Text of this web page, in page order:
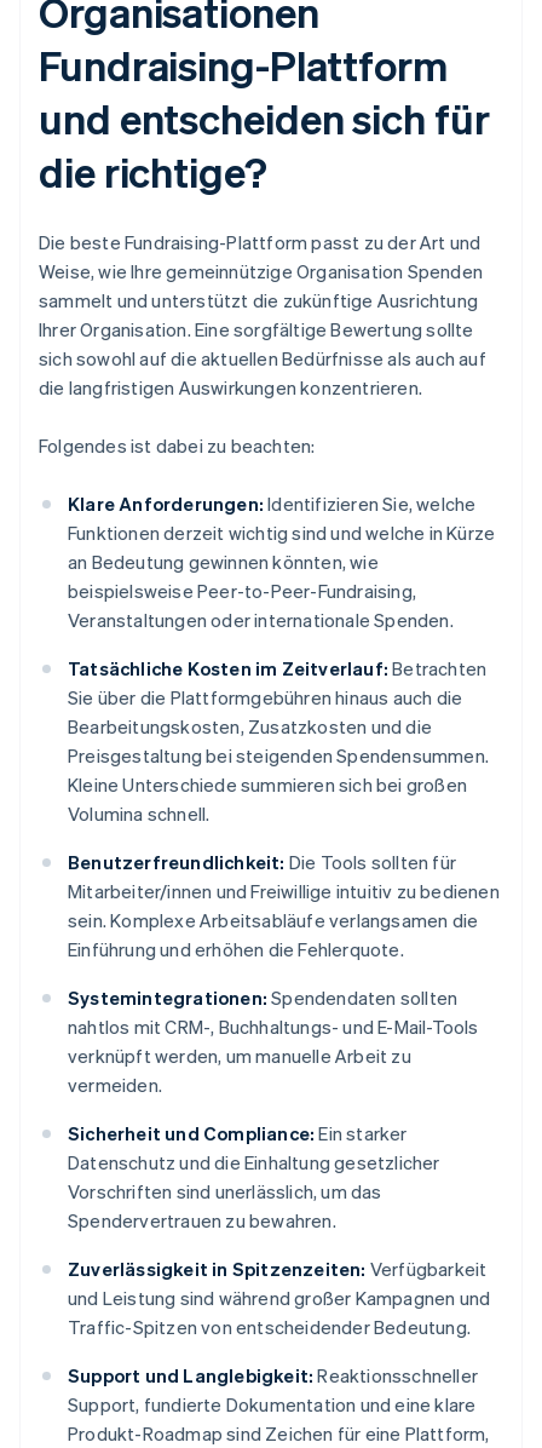
Organisationen
Fundraising-Plattform
und entscheiden sich für
die richtige?
Die beste Fundraising-Plattform passt zu der Art und
Weise, wie Ihre gemeinnützige Organisation Spenden
sammelt und unterstützt die zukünftige Ausrichtung
Ihrer Organisation. Eine sorgfältige Bewertung sollte
sich sowohl auf die aktuellen Bedürfnisse als auch auf
die langfristigen Auswirkungen konzentrieren.
Folgendes ist dabei zu beachten:
Klare Anforderungen: Identifizieren Sie, welche
Funktionen derzeit wichtig sind und welche in Kürze
an Bedeutung gewinnen könnten, wie
beispielsweise Peer-to-Peer-Fundraising,
Veranstaltungen oder internationale Spenden.
Tatsächliche Kosten im Zeitverlauf: Betrachten
Sie über die Plattformgebühren hinaus auch die
Bearbeitungskosten, Zusatzkosten und die
Preisgestaltung bei steigenden Spendensummen.
Kleine Unterschiede summieren sich bei großen
Volumina schnell.
Benutzerfreundlichkeit: Die Tools sollten für
Mitarbeiter/innen und Freiwillige intuitiv zu bedienen
sein. Komplexe Arbeitsabläufe verlangsamen die
Einführung und erhöhen die Fehlerquote.
Systemintegrationen: Spendendaten sollten
nahtlos mit CRM-, Buchhaltungs- und E-Mail-Tools
verknüpft werden, um manuelle Arbeit zu
vermeiden.
Sicherheit und Compliance: Ein starker
Datenschutz und die Einhaltung gesetzlicher
Vorschriften sind unerlässlich, um das
Spendervertrauen zu bewahren.
Zuverlässigkeit in Spitzenzeiten: Verfügbarkeit
und Leistung sind während großer Kampagnen und
Traffic-Spitzen von entscheidender Bedeutung.
Support und Langlebigkeit: Reaktionsschneller
Support, fundierte Dokumentation und eine klare
Produkt-Roadmap sind Zeichen für eine Plattform,